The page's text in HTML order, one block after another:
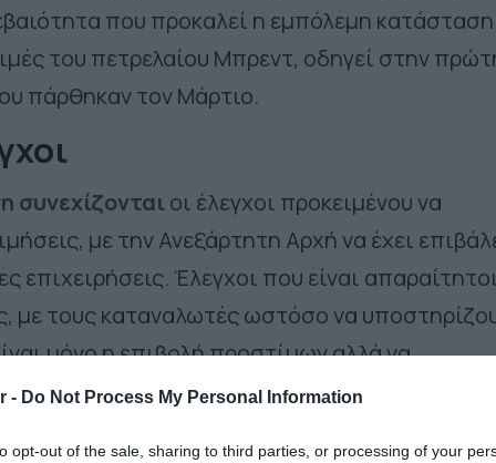
- Do Not Process My Personal Information
opt-out of the sale, sharing to third parties, or processing of your
που προκαλεί η εμπόλεμη κατάσταση
του πετρελαίου Μπρεντ, οδηγεί στην
πάρθηκαν τον Μάρτιο.
συνεχίζονταιοι έλεγχοι προκειμένου να
με την Ανεξάρτητη Αρχή να έχει
Έλεγχοι που είναι
με τους καταναλωτές ωστόσο να
μόνο η επιβολή προστίμων αλλά να
παραβιάζουν την νομοθεσία να μειώνουν
διάστημα.